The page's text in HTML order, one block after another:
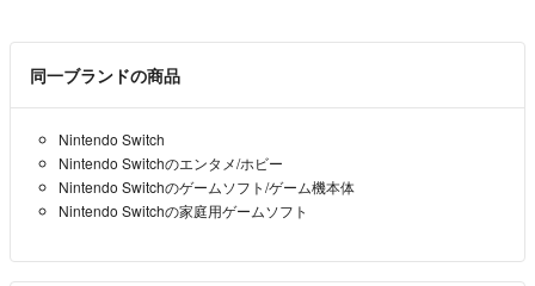
✨破格値下げ中!!断捨離出品中!
少し興味ありましたら、フォローして頂ければ嬉しいです。
こんにちは、東京在住のYuiと申します。(ʘᴗʘ✿)プロフィールをご覧い
ただきありがとうございます。
♥ 趣味はビーズを収集、ブレスレットやバングルやアクセサリーなどを
同一ブランドの商品
Nintendo Switch
Nintendo Switchのエンタメ/ホビー
Nintendo Switchのゲームソフト/ゲーム機本体
Nintendo Switchの家庭用ゲームソフト